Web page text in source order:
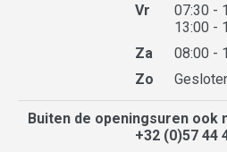
Vr
07:30 -
13:00 -
Za
08:00 -
Zo
Buiten de openingsuren ook
+32 (0)57 44